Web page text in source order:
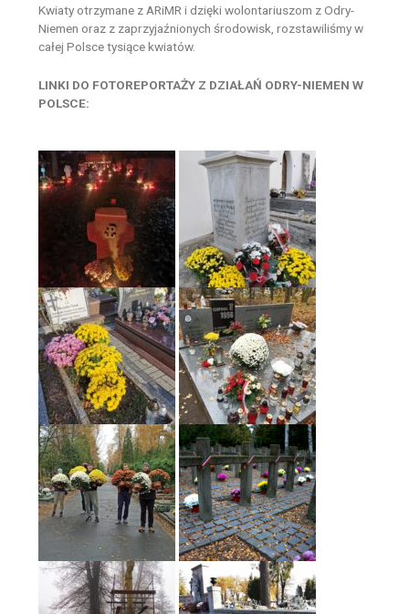
Kwiaty otrzymane z ARiMR i dzięki wolontariuszom z Odry-
Niemen oraz z zaprzyjaźnionych środowisk, rozstawiliśmy w
całej Polsce tysiące kwiatów.
LINKI DO FOTOREPORTAŻY Z DZIAŁAŃ ODRY-NIEMEN W
POLSCE: